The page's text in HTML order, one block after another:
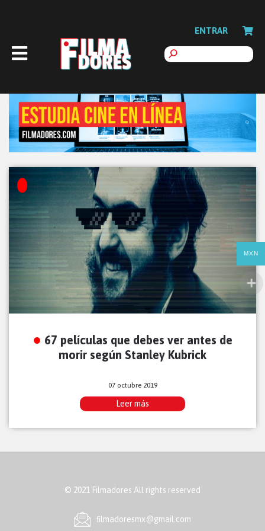
ENTRAR
67 películas que debes ver antes de
morir según Stanley Kubrick
07 octubre 2019
Leer más
© 2021 Filmadores All rights reserved
ﬁlmadoresmx@gmail.com
MXN